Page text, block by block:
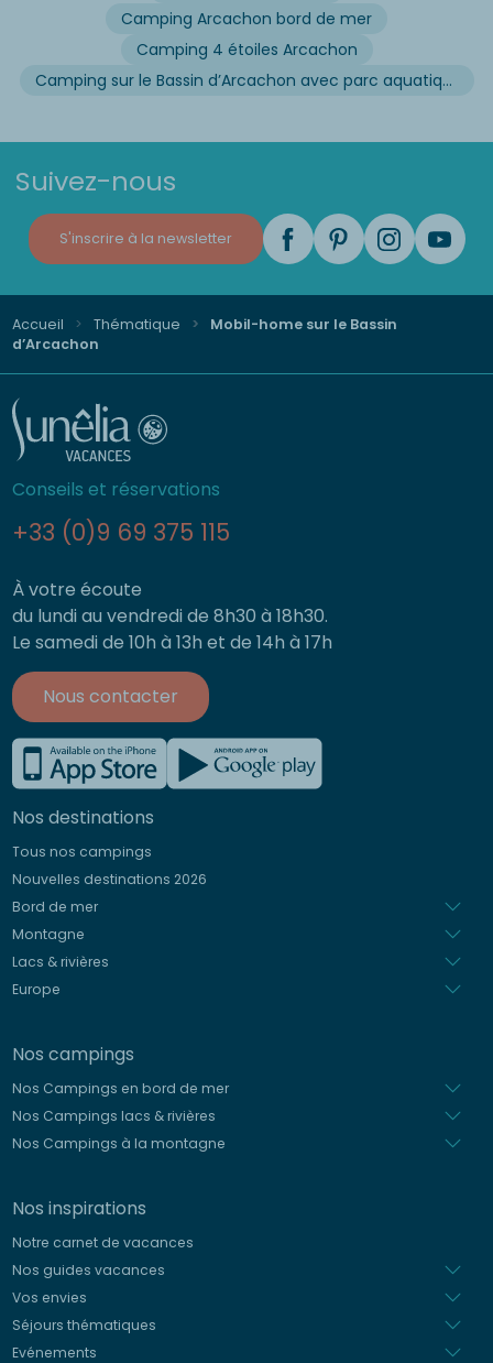
Camping Arcachon bord de mer
Camping 4 étoiles Arcachon
Camping sur le Bassin d’Arcachon avec parc aquatique
Suivez-nous
S'inscrire à la newsletter
Accueil Thématique
Mobil-home sur le Bassin
d’Arcachon
Conseils et réservations
+33 (0)9 69 375 115
À votre écoute
du lundi au vendredi de 8h30 à 18h30.
Le samedi de 10h à 13h et de 14h à 17h
Nous contacter
Nos destinations
Tous nos campings
Nouvelles destinations 2026
Bord de mer
Montagne
Lacs & rivières
Europe
Nos campings
Nos Campings en bord de mer
Nos Campings lacs & rivières
Nos Campings à la montagne
Nos inspirations
Notre carnet de vacances
Nos guides vacances
Vos envies
Séjours thématiques
Evénements